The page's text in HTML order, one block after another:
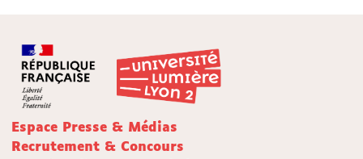
Espace Presse & Médias
Recrutement & Concours